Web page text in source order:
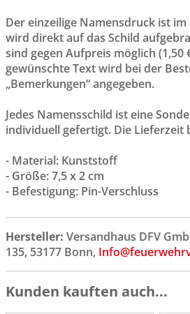
Der einzeilige Namensdruck ist
wird direkt auf das Schild
sind gegen Aufpreis möglich (1,50
gewünschte Text wird bei der
„Bemerkungen“ angegeben.
Jedes Namensschild ist eine
individuell gefertigt. Die Lieferzeit
- Material: Kunststoff
- Größe: 7,5 x 2 cm
- Befestigung: Pin-Verschluss
Hersteller: Versandhaus DFV
135, 53177 Bonn,
Kunden kauften auch...